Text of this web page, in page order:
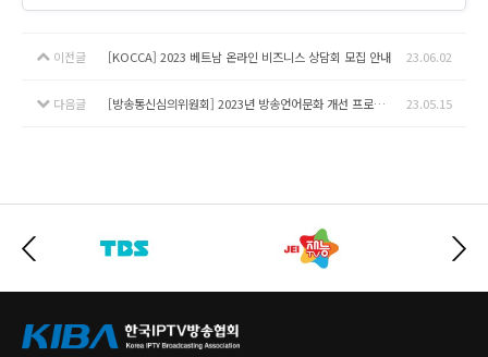
이전글 [KOCCA] 2023 베트남 온라인 비즈니스 상담회 모집 안내 23.06.02
다음글 [방송통신심의위원회] 2023년 방송언어문화 개선 프로그램 제작 지원 사업 공고 23.05.15